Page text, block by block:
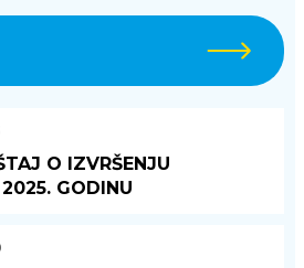
O IZVRŠENJU
GODINU